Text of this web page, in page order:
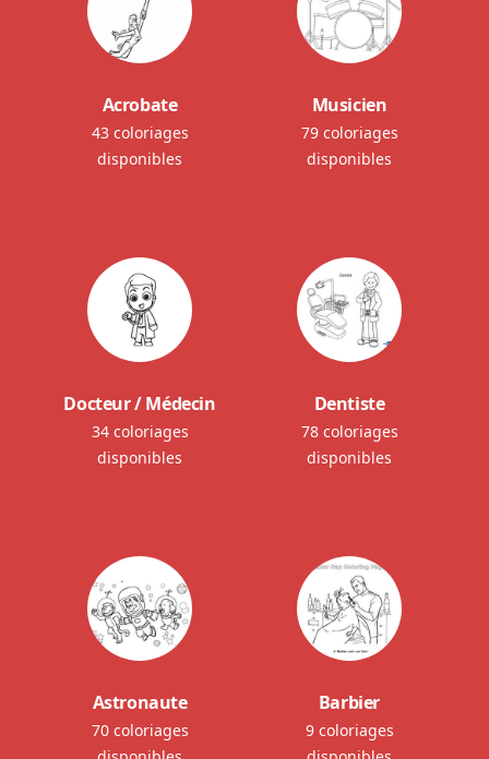
Acrobate
43 coloriages
disponibles
Musicien
79 coloriages
disponibles
Docteur / Médecin
34 coloriages
disponibles
Dentiste
78 coloriages
disponibles
Astronaute
70 coloriages
Barbier
9 coloriages